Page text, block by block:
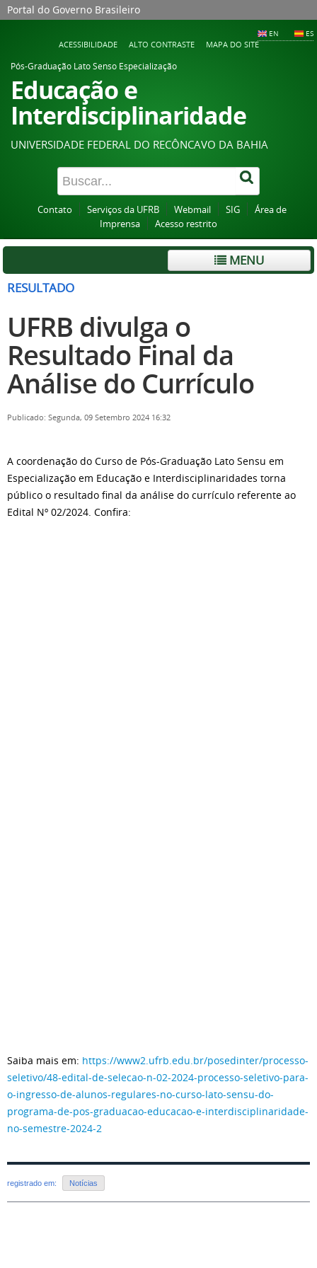
Portal do Governo Brasileiro
EN ES
ACESSIBILIDADE ALTO CONTRASTE MAPA DO SITE
Pós-Graduação Lato Senso Especialização
Educação e
Interdisciplinaridade
UNIVERSIDADE FEDERAL DO RECÔNCAVO DA BAHIA
Contato Serviços da UFRB Webmail SIG
Área de
Imprensa
Acesso restrito
MENU
RESULTADO
UFRB divulga o
Resultado Final da
Análise do Currículo
Publicado: Segunda, 09 Setembro 2024 16:32
A coordenação do Curso de Pós-Graduação Lato Sensu em
Especialização em Educação e Interdisciplinaridades torna
público o resultado final da análise do currículo referente ao
Edital Nº 02/2024. Confira:
Saiba mais em: https://www2.ufrb.edu.br/posedinter/processo-
seletivo/48-edital-de-selecao-n-02-2024-processo-seletivo-para-
o-ingresso-de-alunos-regulares-no-curso-lato-sensu-do-
programa-de-pos-graduacao-educacao-e-interdisciplinaridade-
no-semestre-2024-2
registrado em: Notícias